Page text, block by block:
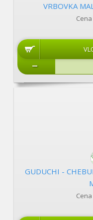
VRBOVKA
GUDUCHI -